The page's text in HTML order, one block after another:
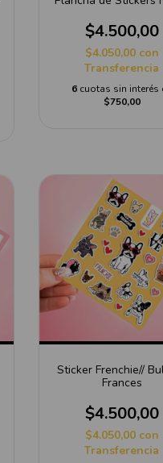
$4.500,00
$4.050,00 con
Transferencia
6 cuotas sin interés
$750,00
Sticker Frenchie//
Frances
$4.500,00
$4.050,00 con
Transferencia